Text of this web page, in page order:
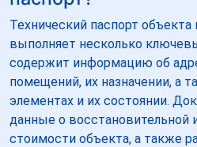
Технический паспорт
выполняет несколько
содержит информацию об
помещений, их назначении, а
элементах и их состоянии.
данные о восстановительной
стоимости объекта, а также